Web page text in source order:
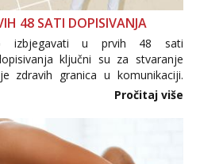
48 SATI DOPISIVANJA
izbjegavati u prvih 48 sati
ključni su za stvaranje
zdravih granica u komunikaciji.
otkrivanje osobnih ili intimnih
osoba još nije zaslužila to
Pročitaj više